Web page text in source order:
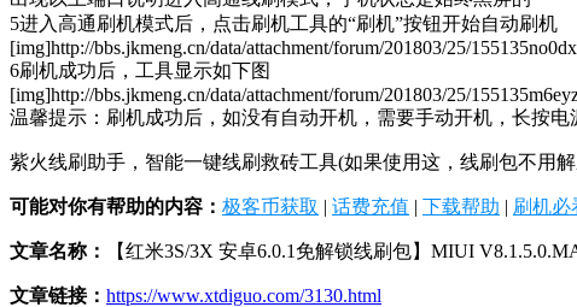
5进入高通刷机模式后，点击刷机工具的“刷机”按钮开始自动刷机
[img]http://bbs.jkmeng.cn/data/attachment/forum/201803/25/
6刷机成功后，工具显示如下图
[img]http://bbs.jkmeng.cn/data/attachment/forum/201803/25/
温馨提示：刷机成功后，如没有自动开机，需要手动开机，长按
紫火线刷助手，智能一键线刷救砖工具(如果使用这，线刷包不用解
可能对你有帮助的内容： 极客币获取 | 话费充值 | 下载帮助 | 刷机必
文章名称： 【红米3S/3X 安卓6.0.1免解锁线刷包】MIUI
文章链接： https://www.xtdiguo.com/3130.html